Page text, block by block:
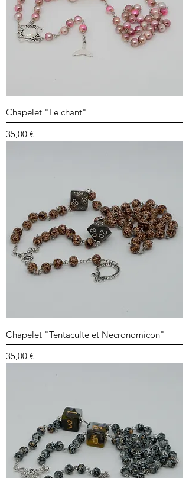
Chapelet "Le chant"
Prix
35,00 €
Chapelet "Tentaculte et Necronomicon"
Prix
35,00 €